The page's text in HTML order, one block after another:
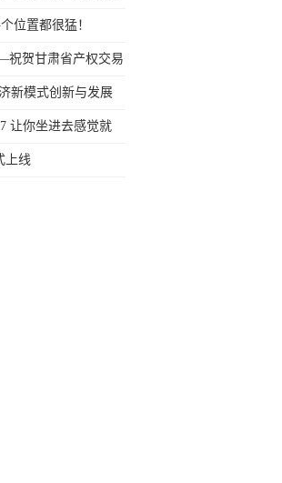
位置都很猛！
贺甘肃省产权交易
新模式创新与发展
让你坐进去感觉就
上线